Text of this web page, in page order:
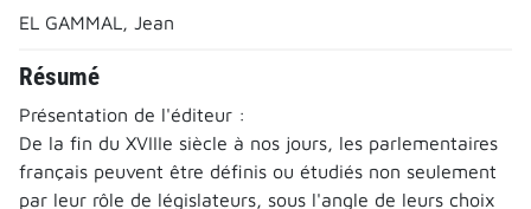
EL GAMMAL, Jean
Résumé
Présentation de l'éditeur :
De la fin du XVIIIe siècle à nos jours, les parlementaires
français peuvent être définis ou étudiés non seulement
par leur rôle de législateurs, sous l'angle de leurs choix